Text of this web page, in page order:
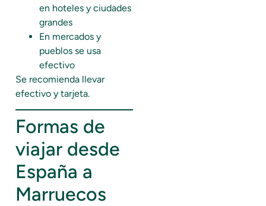
en hoteles y ciudades
grandes
En mercados y
pueblos se usa
efectivo
Se recomienda llevar
efectivo y tarjeta.
Formas de
viajar desde
España a
Marruecos